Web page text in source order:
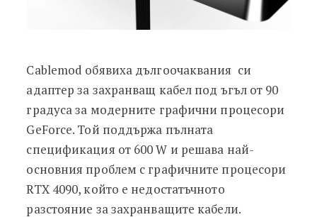
Cablemod обявиха дългоочаквания си
адаптер за захранващ кабел под ъгъл от 90
градуса за модерните графични процесори
GeForce. Той поддържа пълната
спецификация от 600 W и решава най-
основния проблем с графичните процесори
RTX 4090, който е недостатъчното
разстояние за захранващите кабели.